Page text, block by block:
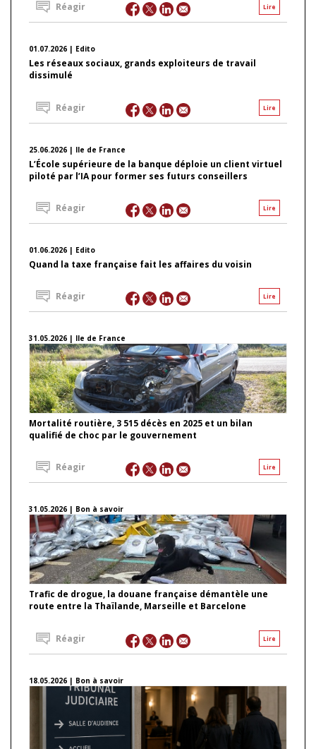
Lire
Réagir
01.07.2026 | Edito
Les réseaux sociaux, grands exploiteurs de travail
dissimulé
Lire
Réagir
25.06.2026 | Ile de France
L’École supérieure de la banque déploie un client virtuel
piloté par l’IA pour former ses futurs conseillers
Lire
Réagir
01.06.2026 | Edito
Quand la taxe française fait les affaires du voisin
Lire
Réagir
31.05.2026 | Ile de France
Mortalité routière, 3 515 décès en 2025 et un bilan
qualifié de choc par le gouvernement
Lire
Réagir
31.05.2026 | Bon à savoir
Trafic de drogue, la douane française démantèle une
route entre la Thaïlande, Marseille et Barcelone
Lire
Réagir
18.05.2026 | Bon à savoir